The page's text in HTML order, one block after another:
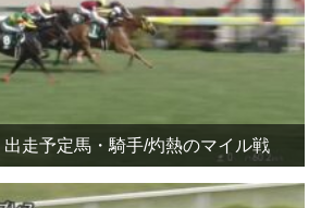
出走予定馬・騎手/灼熱のマイル戦